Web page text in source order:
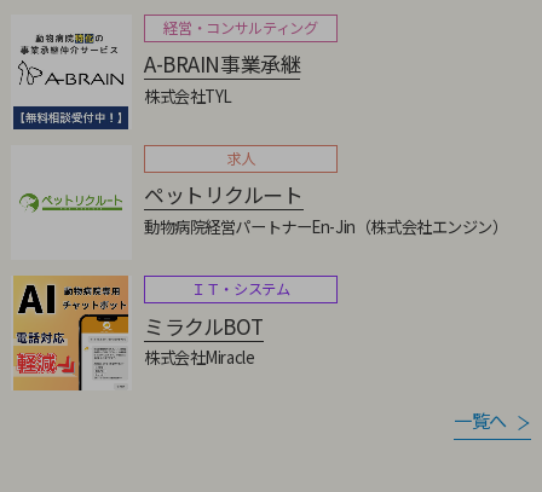
経営・コンサルティング
A-BRAIN事業承継
株式会社TYL
求人
ペットリクルート
動物病院経営パートナーEn-Jin（株式会社エンジン）
ＩＴ・システム
ミラクルBOT
株式会社Miracle
一覧へ